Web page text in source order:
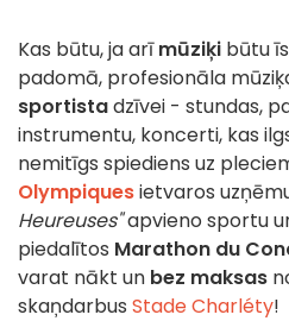
Kas būtu, ja arīmūziķi būtu
padomā, profesionāla
sportistadzīvei - stundas,
instrumentu, koncerti, kas
nemitīgs spiediens uz
Olympiquesietvaros
Heureuses"apvieno sportu
piedalītos Marathon du
varat nākt un bez maksas
skaņdarbus Stade Charléty!